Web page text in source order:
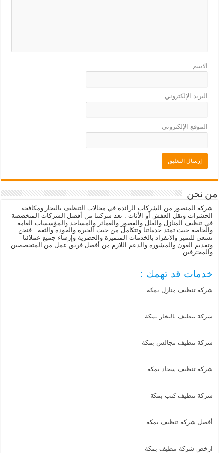
الاسم
البريد الإلكتروني
الموقع الإلكتروني
من نحن
شركة المنصور من الشركات الرائدة في مجالات التنظيف بالبخار ومكافحة
الحشرات ونقل العفش أو الأثاث . تعد شركتنا من أفضل الشركات المتخصصة
في تنظيف المنازل والفلل والقصور والعمائر والمساجد والمؤسسات العامة
والخاصة حيث تمتد خدماتنا وتتكامل من حيث الخبرة والجودة والثقة . فنحن
نسعى للتميز والانفراد بالخدمات المتميزة والحصرية وإرضاء جميع عملائنا
وتقديم العون والمشورة والدعم اللازم من أفضل فريق عمل من المتخصصين
والمحترفين .
خدمات قد تهمك :
شركة تنظيف منازل بمكة
شركة تنظيف بالبخار بمكة
شركة تنظيف مجالس بمكة
شركة تنظيف سجاد بمكة
شركة تنظيف كنب بمكة
أفضل شركة تنظيف بمكة
ارخص شركة تنظيف بمكة